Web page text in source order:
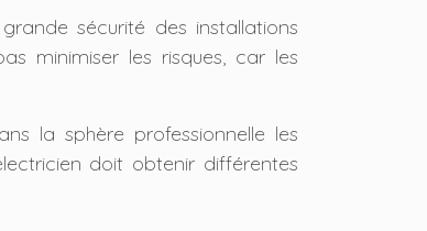
sécurité des installations
minimiser les risques, car les
la sphère professionnelle les
doit obtenir différentes